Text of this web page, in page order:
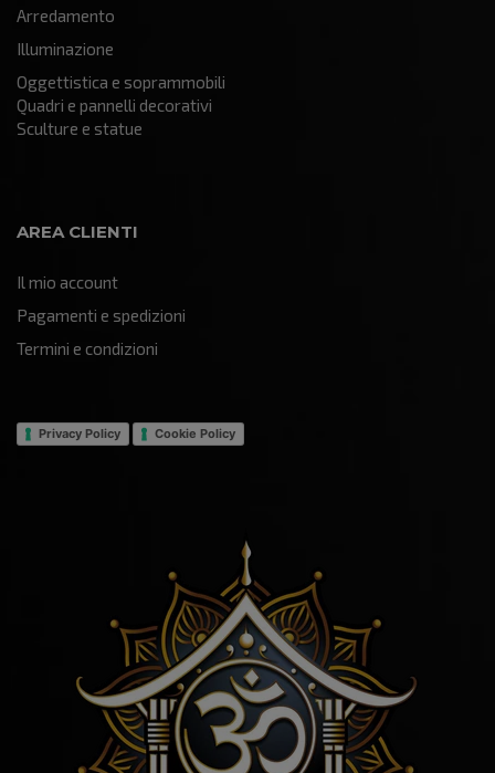
Arredamento
Illuminazione
Oggettistica e soprammobili
Quadri e pannelli decorativi
Sculture e statue
AREA CLIENTI
Il mio account
Pagamenti e spedizioni
Termini e condizioni
Privacy Policy Cookie Policy